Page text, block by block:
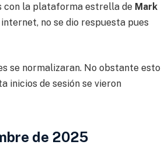
con la plataforma estrella de Mark
no se dio respuesta pues
se normalizaran. No obstante esto
inicios de sesión se vieron
de 2025